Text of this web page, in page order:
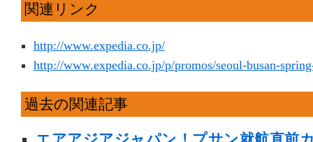
関連リンク
http://www.expedia.co.jp/
http://www.expedia.co.jp/p/promos/seoul-busan-
過去の関連記事